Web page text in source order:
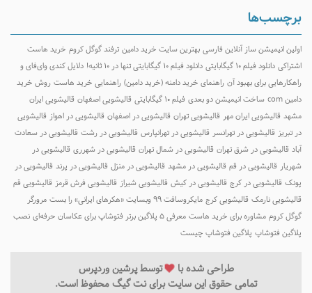
برچسب‌ها
اولین انیمیشن ساز آنلاین فارسی بهترین سایت خرید دامین ترفند گوگل کروم خرید هاست
اشتراکی دانلود فیلم ۱۰ گیگابایتی دانلود فیلم ۱۰ گیگابایتی تنها در ۱۰ ثانیه!
دلایل کندی وای‌فای و
راهکارهایی برای بهبود آن راهنمای خرید دامنه (خرید دامین) راهنمایی خرید هاست روش خرید
دامین com
ساخت انیمیشن دو بعدی فیلم ۱۰ گیگابایتی قالیشویی اصفهان قالیشویی ایران
مشهد قالیشویی ایران مهر قالیشویی تهران قالیشویی در اصفهان قالیشویی در اهواز قالیشویی
در تبریز قالیشویی در تهرانسر قالیشویی در تهرانپارس قالیشویی در رشت قالیشویی در سعادت
قالیشویی در شرق تهران قالیشویی در شمال تهران قالیشویی در شهرری قالیشویی در
شهریار قالیشویی در قم قالیشویی در مشهد قالیشویی در منزل قالیشویی در پرند قالیشویی در
پونک قالیشویی در کرج قالیشویی در کیش قالیشویی شیراز قالیشویی فرش قرمز قالیشویی قم
قالیشویی نارمک قالیشویی کرج مایکروسافت ۹۹ وبسایت «هکرهای ایرانی» را بست
مرورگر
گوگل کروم مشاوره برای خرید هاست معرفی 5 پلاگین برتر فتوشاپ برای عکاسان حرفه‌ای
نصب
پلاگین فتوشاپ پلاگین فتوشاپ چیست
طراحی شده با توسطپرشین وردپرس
تمامی حقوق این سایت برای نت گیگ محفوظ است.